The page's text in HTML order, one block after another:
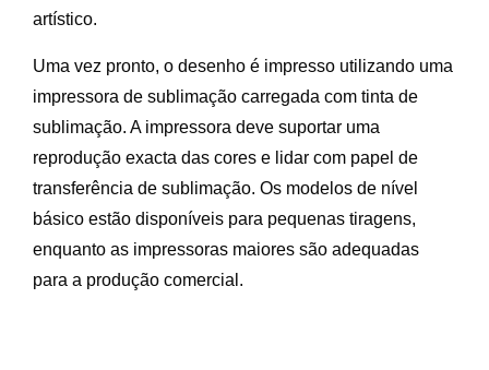
artístico.
Uma vez pronto, o desenho é impresso utilizando uma
impressora de sublimação carregada com tinta de
sublimação. A impressora deve suportar uma
reprodução exacta das cores e lidar com papel de
transferência de sublimação. Os modelos de nível
básico estão disponíveis para pequenas tiragens,
enquanto as impressoras maiores são adequadas
para a produção comercial.